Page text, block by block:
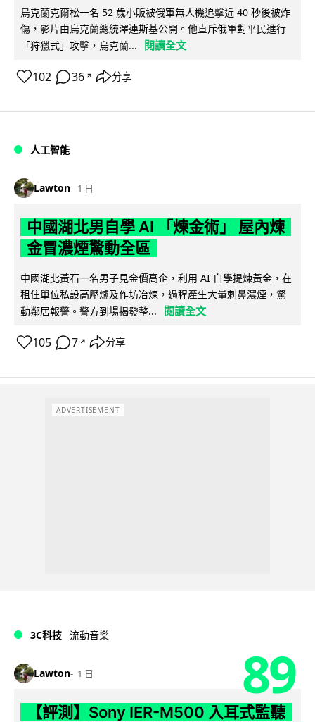
烏克蘭克爾松一名 52 歲小販被俄軍無人機追擊近 40 秒後被炸
傷，影片由烏克蘭總統澤連斯基公開。他直斥俄軍對平民進行
「狩獵式」攻擊，烏克蘭...
閱讀全文
102 36 ↗ 分享
人工智能
Lawton 1 日
中國湖北男自學 AI 「煉金術」 屋內煉
金冒濃煙驚動全區
中國湖北黃石一名男子見金價高企，利用 AI 自學提煉黃金，在
租住單位私設高壓爐及作坊冶煉，過程產生大量刺鼻濃煙，驚
動鄰居報警。警方到場揭發整...
閱讀全文
105 7 ↗ 分享
ADVERTISEMENT
3C科技 流動音樂
Lawton 1 日 89
【評測】Sony IER-M500 入耳式監聽